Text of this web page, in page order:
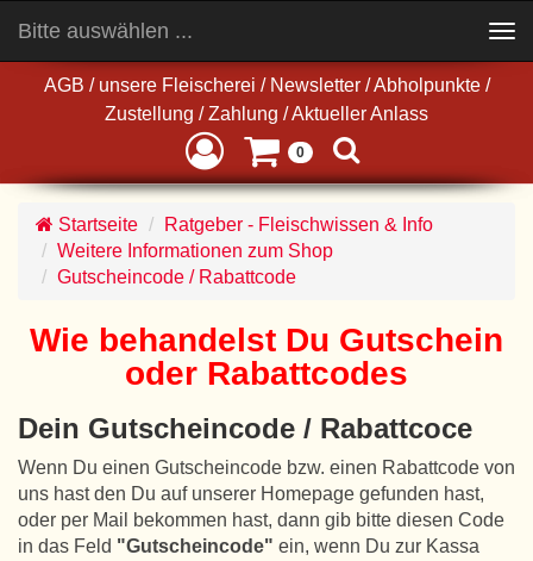
AGB / unsere Fleischerei / Newsletter / Abholpunkte /
Zustellung / Zahlung /Aktueller Anlass
0
Bitte auswählen ...
navigation
Startseite
Ratgeber - Fleischwissen & Info
Weitere Informationen zum Shop
Gutscheincode / Rabattcode
Wie behandelst Du Gutschein
oder Rabattcodes
Dein Gutscheincode / Rabattcoce
Wenn Du einen Gutscheincode bzw. einen Rabattcode von
uns hast den Du auf unserer Homepage gefunden hast,
oder per Mail bekommen hast, dann gib bitte diesen Code
in das Feld "Gutscheincode" ein, wenn Du zur Kassa